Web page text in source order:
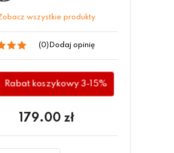
wszystkie produkty
(0) Dodaj opinię
Rabat koszykowy 3-15%
179.00 zł